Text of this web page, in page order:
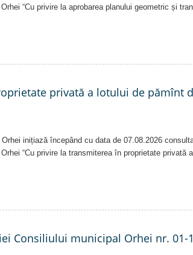
“Cu privire la aprobarea planului geometric și
privată a lotului de pămînt
inițiază începând cu data de 07.08.2026
“Cu privire la transmiterea în proprietate privată
Consiliului municipal Orhei nr. 01-